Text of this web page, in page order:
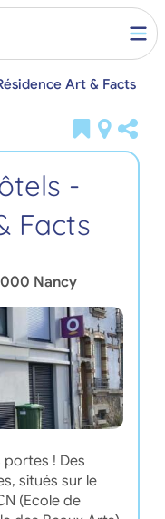
Art & Facts
-
Facts
Nancy
portes ! Des
situés sur le
(Ecole de